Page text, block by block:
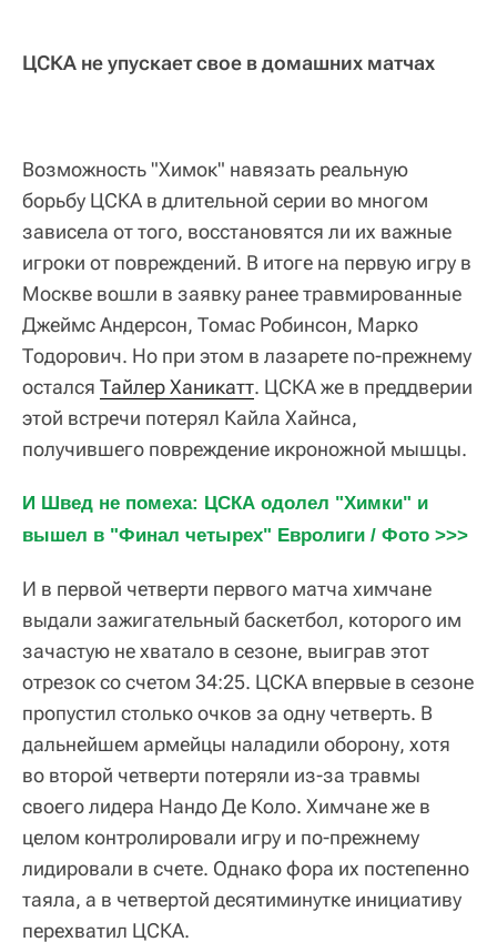
ЦСКА не упускает свое в домашних матчах
Возможность "Химок" навязать реальную
борьбу ЦСКА в длительной серии во многом
зависела от того, восстановятся ли их важные
игроки от повреждений. В итоге на первую игру в
Москве вошли в заявку ранее травмированные
Джеймс Андерсон, Томас Робинсон, Марко
Тодорович. Но при этом в лазарете по-прежнему
остался Тайлер Ханикатт. ЦСКА же в преддверии
этой встречи потерял Кайла Хайнса,
получившего повреждение икроножной мышцы.
И Швед не помеха: ЦСКА одолел "Химки" и
вышел в "Финал четырех" Евролиги / Фото >>>
И в первой четверти первого матча химчане
выдали зажигательный баскетбол, которого им
зачастую не хватало в сезоне, выиграв этот
отрезок со счетом 34:25. ЦСКА впервые в сезоне
пропустил столько очков за одну четверть. В
дальнейшем армейцы наладили оборону, хотя
во второй четверти потеряли из-за травмы
своего лидера Нандо Де Коло. Химчане же в
целом контролировали игру и по-прежнему
лидировали в счете. Однако фора их постепенно
таяла, а в четвертой десятиминутке инициативу
перехватил ЦСКА.